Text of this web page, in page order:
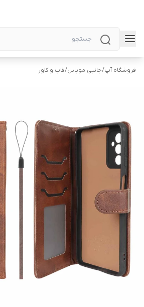
فروشگاه آپ/جانبی موبایل/قاب و کاور